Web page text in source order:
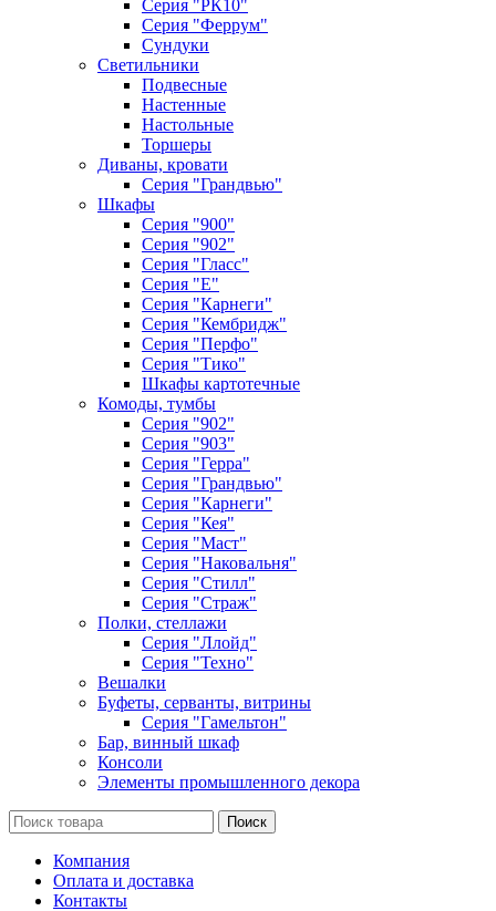
Серия "РК10"
Серия "Феррум"
Сундуки
Светильники
Подвесные
Настенные
Настольные
Торшеры
Диваны, кровати
Серия "Грандвью"
Шкафы
Серия "900"
Серия "902"
Серия "Гласс"
Серия "Е"
Серия "Карнеги"
Серия "Кембридж"
Серия "Перфо"
Серия "Тико"
Шкафы картотечные
Комоды, тумбы
Серия "902"
Серия "903"
Серия "Герра"
Серия "Грандвью"
Серия "Карнеги"
Серия "Кея"
Серия "Маст"
Серия "Наковальня"
Серия "Стилл"
Серия "Страж"
Полки, стеллажи
Серия "Ллойд"
Серия "Техно"
Вешалки
Буфеты, серванты, витрины
Серия "Гамельтон"
Бар, винный шкаф
Консоли
Элементы промышленного декора
Поиск
Компания
Оплата и доставка
Контакты